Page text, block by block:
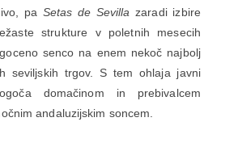
pa Setas de Sevilla zaradi izbire
strukture v poletnih mesecih
senco na enem nekoč najbolj
seviljskih trgov. S tem ohlaja javni
domačinom in prebivalcem
andaluzijskim soncem.